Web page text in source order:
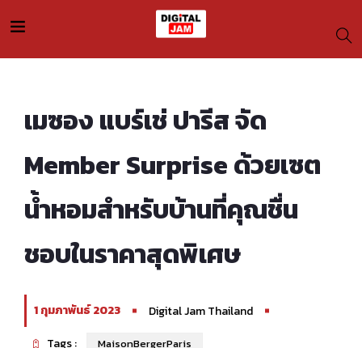
เมซอง แบร์เช่ ปารีส จัด
Member Surprise ด้วยเซต
น้ำหอมสำหรับบ้านที่คุณชื่น
ชอบในราคาสุดพิเศษ
1 กุมภาพันธ์ 2023
Digital Jam Thailand
Tags :
MaisonBergerParis